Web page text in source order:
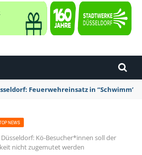
Punk-Bahn-Fahrt mit Dosenbier
NEWS
Düsseldorf: Kö-Besucher*innen soll der
nicht zugemutet werden